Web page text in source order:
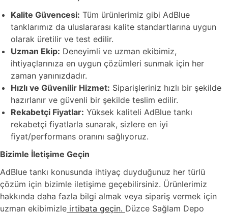
Kalite Güvencesi: Tüm ürünlerimiz gibi AdBlue
tanklarımız da uluslararası kalite standartlarına uygun
olarak üretilir ve test edilir.
Uzman Ekip: Deneyimli ve uzman ekibimiz,
ihtiyaçlarınıza en uygun çözümleri sunmak için her
zaman yanınızdadır.
Hızlı ve Güvenilir Hizmet: Siparişleriniz hızlı bir şekilde
hazırlanır ve güvenli bir şekilde teslim edilir.
Rekabetçi Fiyatlar: Yüksek kaliteli AdBlue tankı
rekabetçi fiyatlarla sunarak, sizlere en iyi
fiyat/performans oranını sağlıyoruz.
Bizimle İletişime Geçin
AdBlue tankı konusunda ihtiyaç duyduğunuz her türlü
çözüm için bizimle iletişime geçebilirsiniz. Ürünlerimiz
hakkında daha fazla bilgi almak veya sipariş vermek için
uzman ekibimizle irtibata geçin. Düzce Sağlam Depo